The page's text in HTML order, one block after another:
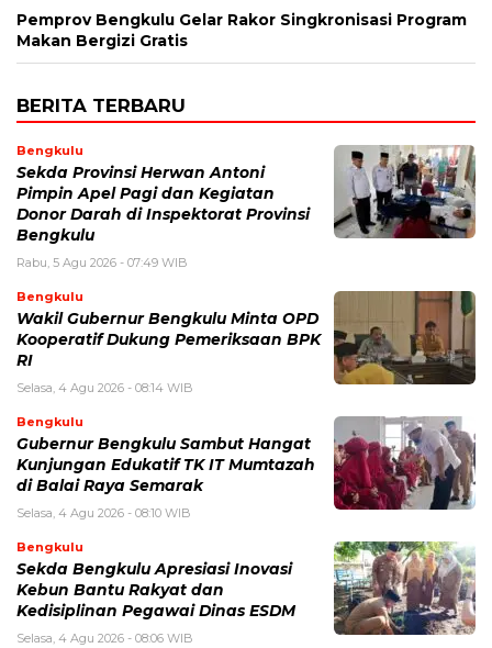
Pemprov Bengkulu Gelar Rakor Singkronisasi Program
Makan Bergizi Gratis
BERITA TERBARU
Bengkulu
Sekda Provinsi Herwan Antoni
Pimpin Apel Pagi dan Kegiatan
Donor Darah di Inspektorat Provinsi
Bengkulu
Rabu, 5 Agu 2026 - 07:49 WIB
Bengkulu
Wakil Gubernur Bengkulu Minta OPD
Kooperatif Dukung Pemeriksaan BPK
RI
Selasa, 4 Agu 2026 - 08:14 WIB
Bengkulu
Gubernur Bengkulu Sambut Hangat
Kunjungan Edukatif TK IT Mumtazah
di Balai Raya Semarak
Selasa, 4 Agu 2026 - 08:10 WIB
Bengkulu
Sekda Bengkulu Apresiasi Inovasi
Kebun Bantu Rakyat dan
Kedisiplinan Pegawai Dinas ESDM
Selasa, 4 Agu 2026 - 08:06 WIB